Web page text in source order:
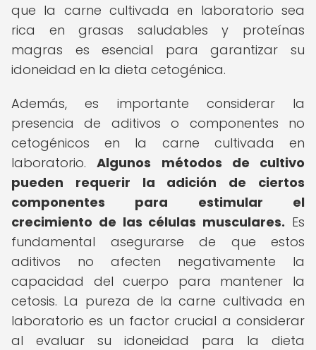
que la carne cultivada en laboratorio sea
rica en grasas saludables y proteínas
magras es esencial para garantizar su
idoneidad en la dieta cetogénica.
Además, es importante considerar la
presencia de aditivos o componentes no
cetogénicos en la carne cultivada en
laboratorio.Algunos métodos de cultivo
pueden requerir la adición de ciertos
componentes para estimular el
crecimiento de las células musculares. Es
fundamental asegurarse de que estos
aditivos no afecten negativamente la
capacidad del cuerpo para mantener la
cetosis. La pureza de la carne cultivada en
laboratorio es un factor crucial a considerar
al evaluar su idoneidad para la dieta